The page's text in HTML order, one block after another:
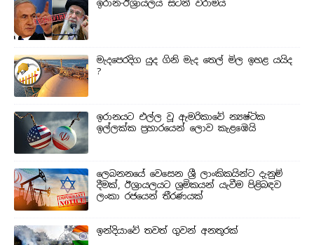
ඉරාන-ඊශ්‍රායලය සටන් විරාමය
මැදපෙරදිග යුද ගිනි මැද තෙල් මිල ඉහළ යයිද
?
ඉරානයට එල්ල වූ ඇමරිකාවේ න්‍යෂ්ටික
ඉල්ලක්ක ප්‍රහාරයෙන් ලොව කැළඹෙයි
ලෙබනනයේ වෙසෙන ශ්‍රී ලාංකිකයින්ට දැනුම්
දීමක්, ඊශ්‍රායලයට ශ්‍රමිකයන් යැවීම පිළිබඳව
ලංකා රජයෙන් තීරණයක්
ඉන්දියාවේ තවත් ගුවන් අනතුරක්